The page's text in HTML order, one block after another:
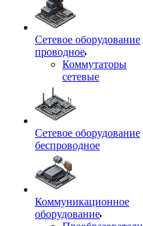
Сетевое оборудование
проводное
Коммутаторы
сетевые
Сетевое оборудование
беспроводное
Коммуникационное
оборудование